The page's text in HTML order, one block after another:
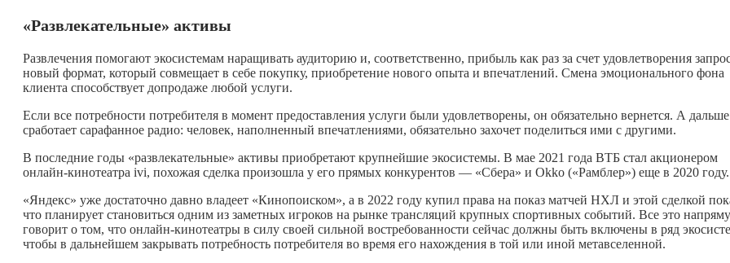
«Развлекательные» активы
Развлечения помогают экосистемам наращивать аудиторию и, соответственно, прибыль как раз за счет удовлетворения
новый формат, который совмещает в себе покупку, приобретение нового опыта и впечатлений. Смена эмоционального фона
клиента способствует допродаже любой услуги.
Если все потребности потребителя в момент предоставления услуги были удовлетворены, он обязательно вернется. А дальше
сработает сарафанное радио: человек, наполненный впечатлениями, обязательно захочет поделиться ими с другими.
В последние годы «развлекательные» активы приобретают крупнейшие экосистемы. В мае 2021 года ВТБ стал акционером
онлайн-кинотеатра ivi, похожая сделка произошла у его прямых конкурентов — «Сбера» и Okko («Рамблер») еще в 2020 году.
«Яндекс» уже достаточно давно владеет «Кинопоиском», а в 2022 году купил права на показ матчей НХЛ и этой сделкой
что планирует становиться одним из заметных игроков на рынке трансляций крупных спортивных событий. Все это
говорит о том, что онлайн-кинотеатры в силу своей сильной востребованности сейчас должны быть включены в ряд
чтобы в дальнейшем закрывать потребность потребителя во время его нахождения в той или иной метавселенной.